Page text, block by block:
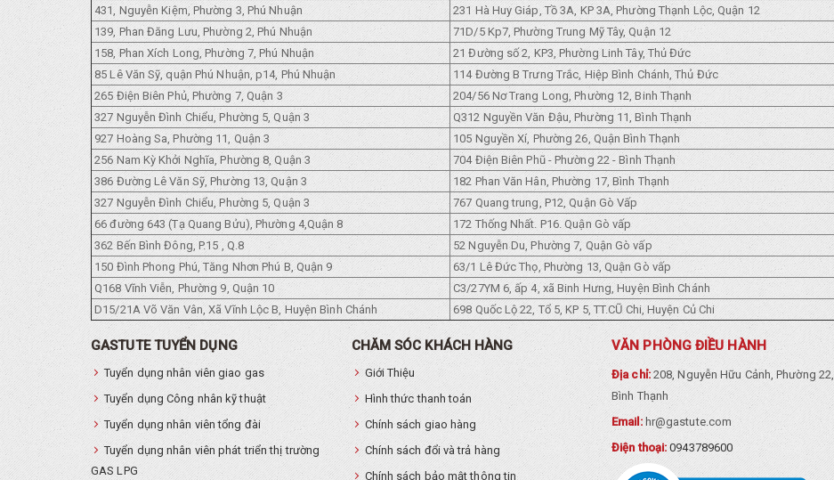
431, Nguyễn Kiệm, Phường 3, Phú Nhuận
231 Hà Huy Giáp, Tồ 3A, KP 3A, Phường Thạnh Lộc, Quận 12
139, Phan Đăng Lưu, Phường 2, Phú Nhuận
71D/5 Kp7, Phường Trung Mỹ Tây, Quận 12
158, Phan Xích Long, Phường 7, Phú Nhuận
21 Đường số 2, KP3, Phường Linh Tây, Thủ Đức
85 Lê Văn Sỹ, quận Phú Nhuận, p14, Phú Nhuận
114 Đường B Trưng Trắc, Hiệp Bình Chánh, Thủ Đức
265 Điện Biên Phủ, Phường 7, Quận 3
204/56 Nơ Trang Long, Phường 12, Binh Thạnh
327 Nguyễn Đình Chiểu, Phường 5, Quận 3
Q312 Nguyền Văn Đậu, Phường 11, Bình Thạnh
927 Hoàng Sa, Phường 11, Quận 3
105 Nguyền Xí, Phường 26, Quận Bình Thạnh
256 Nam Kỳ Khởi Nghĩa, Phường 8, Quận 3
704 Điện Biên Phũ - Phường 22 - Bình Thạnh
386 Đường Lê Văn Sỹ, Phường 13, Quận 3
182 Phan Văn Hân, Phường 17, Bình Thạnh
327 Nguyễn Đình Chiểu, Phường 5, Quận 3
767 Quang trung, P12, Quận Gò Vấp
66 đường 643 (Tạ Quang Bửu), Phường 4,Quận 8
172 Thống Nhất. P16. Quận Gò vấp
362 Bến Bình Đông, P.15 , Q.8
52 Nguyễn Du, Phường 7, Quận Gò vấp
150 Đình Phong Phú, Tăng Nhơn Phú B, Quận 9
63/1 Lê Đức Thọ, Phường 13, Quận Gò vấp
Q168 Vĩnh Viễn, Phường 9, Quận 10
C3/27YM 6, ấp 4, xã Binh Hưng, Huyện Bình Chánh
D15/21A Võ Văn Vân, Xã Vĩnh Lộc B, Huyện Bình Chánh
698 Quốc Lộ 22, Tổ 5, KP 5, TT.CŨ Chi, Huyện Củ Chi
GASTUTE TUYỂN DỤNG
Tuyển dụng nhân viên giao gas
Tuyển dụng Công nhân kỹ thuật
Tuyển dụng nhân viên tổng đài
Tuyển dụng nhân viên phát triển thị trường
GAS LPG
CHĂM SÓC KHÁCH HÀNG
Giới Thiệu
Hình thức thanh toán
Chính sách giao hàng
Chính sách đổi và trả hàng
Chính sách bảo mật thông tin
VĂN PHÒNG ĐIỀU HÀNH
Địa chỉ:208, Nguyễn Hữu Cảnh, Phường 22,
Bình Thạnh
Email: hr@gastute.com
Điện thoại:0943789600